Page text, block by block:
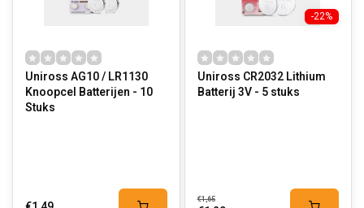
Uniross AG10 / LR1130
Knoopcel Batterijen - 10
Stuks
-22%
Uniross CR2032 Lithium
Batterij 3V - 5 stuks
€1,65